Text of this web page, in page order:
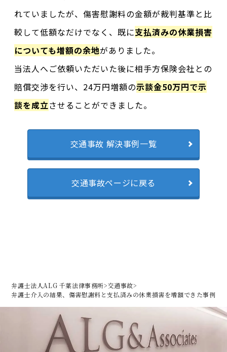
れていましたが、傷害慰謝料の金額が裁判基準と比
較して低額なだけでなく、既に支払済みの休業損害
についても増額の余地がありました。
当法人へご依頼いただいた後に相手方保険会社との
賠償交渉を行い、24万円増額の示談金50万円で示
談を成立させることができました。
交通事故 解決事例一覧
交通事故ページに戻る
弁護士法人ALG 千葉法律事務所>交通事故>
弁護士介入の結果、傷害慰謝料と支払済みの休業損害を増額できた事例